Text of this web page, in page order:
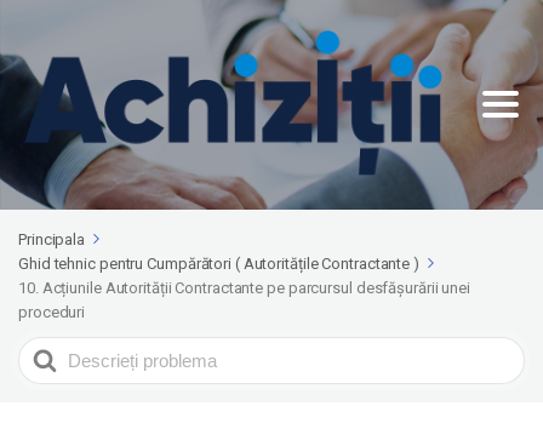
Principala
Ghid tehnic pentru Cumpărători ( Autoritățile Contractante )
10. Acțiunile Autorității Contractante pe parcursul desfășurării unei
proceduri
Search
For